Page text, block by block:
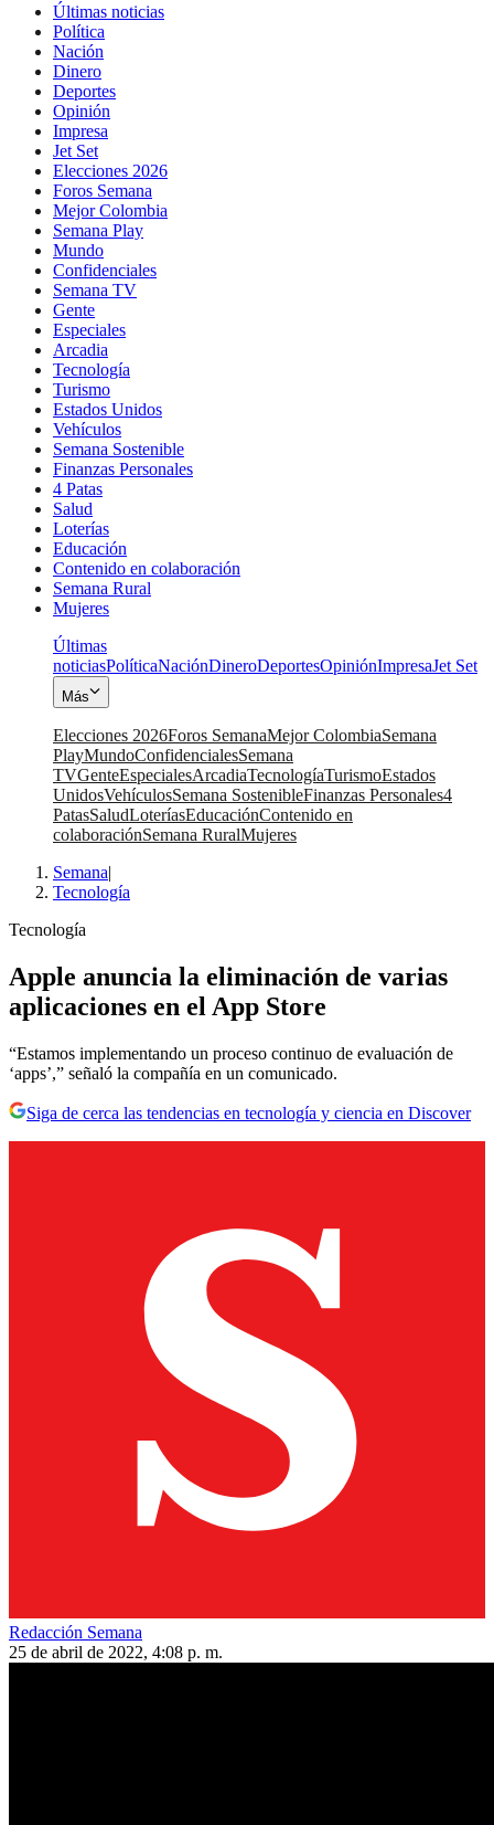
Últimas noticias
Política
Nación
Dinero
Deportes
Opinión
Impresa
Jet Set
Elecciones 2026
Foros Semana
Mejor Colombia
Semana Play
Mundo
Confidenciales
Semana TV
Gente
Especiales
Arcadia
Tecnología
Turismo
Estados Unidos
Vehículos
Semana Sostenible
Finanzas Personales
4 Patas
Salud
Loterías
Educación
Contenido en colaboración
Semana Rural
Mujeres
Últimas
noticiasPolíticaNaciónDineroDeportesOpiniónImpresaJet Set
Más
Elecciones 2026Foros SemanaMejor ColombiaSemana
PlayMundoConfidencialesSemana
TVGenteEspecialesArcadiaTecnologíaTurismoEstados
UnidosVehículosSemana SostenibleFinanzas Personales4
PatasSaludLoteríasEducaciónContenido en
colaboraciónSemana RuralMujeres
Semana|
Tecnología
Tecnología
Apple anuncia la eliminación de varias
aplicaciones en el App Store
“Estamos implementando un proceso continuo de evaluación de
‘apps’,” señaló la compañía en un comunicado.
Siga de cerca las tendencias en tecnología y ciencia en Discover
Redacción Semana
25 de abril de 2022, 4:08 p. m.